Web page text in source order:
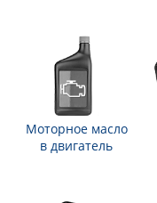
Моторное масло
в двигатель